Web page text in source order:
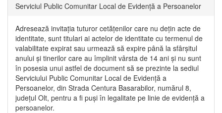
Serviciul Public Comunitar Local de Evidență a Persoanelor
Adresează invitația tuturor cetățenilor care nu dețin acte de
identitate, sunt titulari ai actelor de identitate cu termenul de
valabilitate expirat sau urmează să expire până la sfârșitul
anului și tinerilor care au împlinit vârsta de 14 ani și nu sunt
în posesia unui astfel de document să se prezinte la sediul
Serviciului Public Comunitar Local de Evidență a
Persoanelor, din Strada Centura Basarabilor, numărul 8,
județul Olt, pentru a fi puși în legalitate pe linie de evidență a
persoanelor.